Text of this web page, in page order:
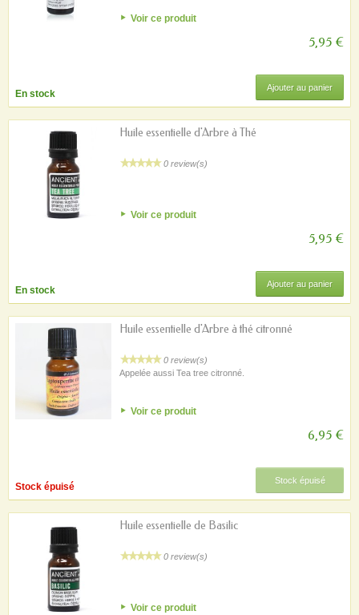
Voir ce produit
5,95 €
En stock
Ajouter au panier
Huile essentielle d'Arbre à Thé
0 review(s)
Voir ce produit
5,95 €
En stock
Ajouter au panier
Huile essentielle d'Arbre à thé citronné
0 review(s)
Appelée aussi Tea tree citronné.
Voir ce produit
6,95 €
Stock épuisé
Stock épuisé
Huile essentielle de Basilic
0 review(s)
Voir ce produit